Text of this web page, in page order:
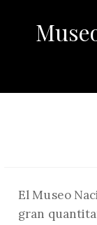
El Museo
gran